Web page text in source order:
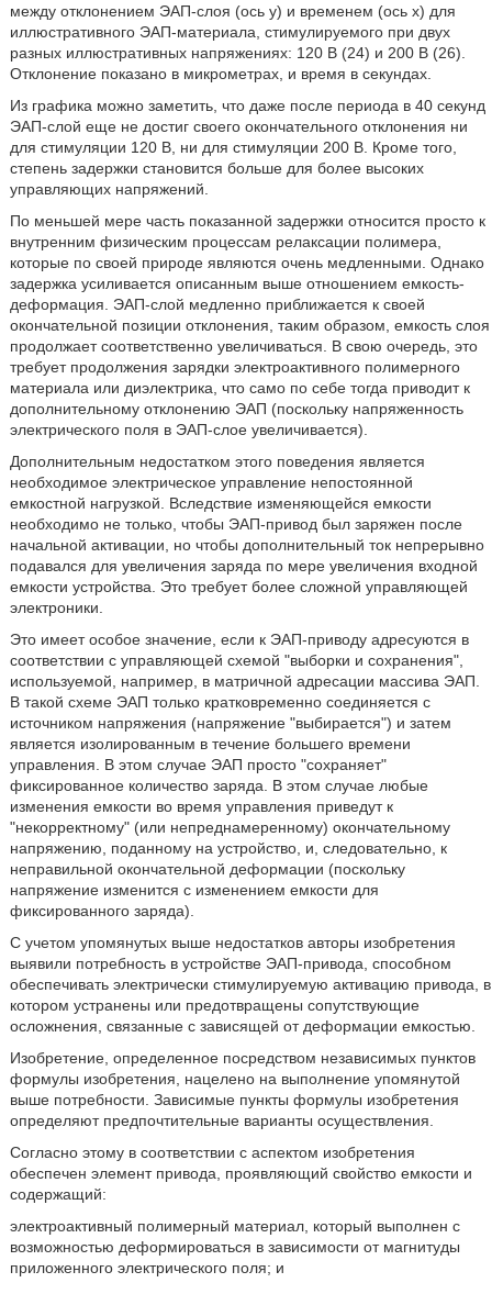
между отклонением ЭАП-слоя (ось у) и временем (ось х) для
иллюстративного ЭАП-материала, стимулируемого при двух
разных иллюстративных напряжениях: 120 В (24) и 200 В (26).
Отклонение показано в микрометрах, и время в секундах.
Из графика можно заметить, что даже после периода в 40 секунд
ЭАП-слой еще не достиг своего окончательного отклонения ни
для стимуляции 120 В, ни для стимуляции 200 В. Кроме того,
степень задержки становится больше для более высоких
управляющих напряжений.
По меньшей мере часть показанной задержки относится просто к
внутренним физическим процессам релаксации полимера,
которые по своей природе являются очень медленными. Однако
задержка усиливается описанным выше отношением емкость-
деформация. ЭАП-слой медленно приближается к своей
окончательной позиции отклонения, таким образом, емкость слоя
продолжает соответственно увеличиваться. В свою очередь, это
требует продолжения зарядки электроактивного полимерного
материала или диэлектрика, что само по себе тогда приводит к
дополнительному отклонению ЭАП (поскольку напряженность
электрического поля в ЭАП-слое увеличивается).
Дополнительным недостатком этого поведения является
необходимое электрическое управление непостоянной
емкостной нагрузкой. Вследствие изменяющейся емкости
необходимо не только, чтобы ЭАП-привод был заряжен после
начальной активации, но чтобы дополнительный ток непрерывно
подавался для увеличения заряда по мере увеличения входной
емкости устройства. Это требует более сложной управляющей
электроники.
Это имеет особое значение, если к ЭАП-приводу адресуются в
соответствии с управляющей схемой "выборки и сохранения",
используемой, например, в матричной адресации массива ЭАП.
В такой схеме ЭАП только кратковременно соединяется с
источником напряжения (напряжение "выбирается") и затем
является изолированным в течение большего времени
управления. В этом случае ЭАП просто "сохраняет"
фиксированное количество заряда. В этом случае любые
изменения емкости во время управления приведут к
"некорректному" (или непреднамеренному) окончательному
напряжению, поданному на устройство, и, следовательно, к
неправильной окончательной деформации (поскольку
напряжение изменится с изменением емкости для
фиксированного заряда).
С учетом упомянутых выше недостатков авторы изобретения
выявили потребность в устройстве ЭАП-привода, способном
обеспечивать электрически стимулируемую активацию привода, в
котором устранены или предотвращены сопутствующие
осложнения, связанные с зависящей от деформации емкостью.
Изобретение, определенное посредством независимых пунктов
формулы изобретения, нацелено на выполнение упомянутой
выше потребности. Зависимые пункты формулы изобретения
определяют предпочтительные варианты осуществления.
Согласно этому в соответствии с аспектом изобретения
обеспечен элемент привода, проявляющий свойство емкости и
содержащий:
электроактивный полимерный материал, который выполнен с
возможностью деформироваться в зависимости от магнитуды
приложенного электрического поля; и